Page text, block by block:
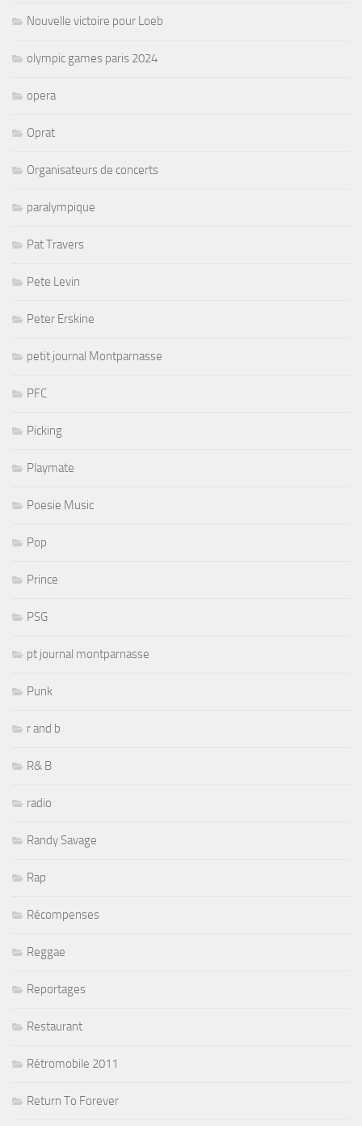
Nouvelle victoire pour Loeb
olympic games paris 2024
opera
Oprat
Organisateurs de concerts
paralympique
Pat Travers
Pete Levin
Peter Erskine
petit journal Montparnasse
PFC
Picking
Playmate
Poesie Music
Pop
Prince
PSG
pt journal montparnasse
Punk
r and b
R& B
radio
Randy Savage
Rap
Récompenses
Reggae
Reportages
Restaurant
Rétromobile 2011
Return To Forever